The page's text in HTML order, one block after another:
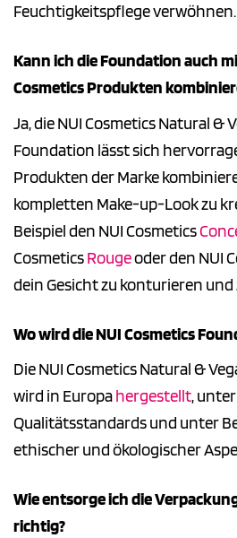
Feuchtigkeitspflege verwöhnen.
Kann ich die Foundation auch
Cosmetics Produkten
Ja, die NUI Cosmetics Natural &
Foundation lässt sich
Produkten der Marke
kompletten Make-up-Look zu
Beispiel den NUI Cosmetics
CosmeticsRougeoder den NUI
dein Gesicht zu konturieren
Wo wird die NUI Cosmetics
Die NUI Cosmetics Natural &
wird in Europahergestellt,
Qualitätsstandards und unter
ethischer und ökologischer
Wie entsorge ich die
richtig?